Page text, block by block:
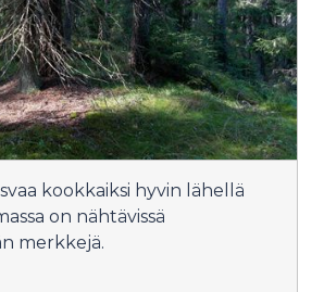
kookkaiksi hyvin lähellä
on nähtävissä
merkkejä.